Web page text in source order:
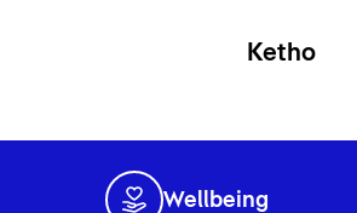
Ketho
Wellbeing